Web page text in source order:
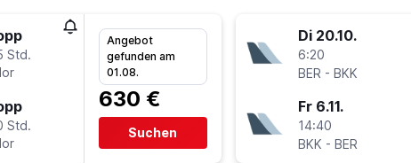
Std.
Std.
Angebot
gefunden am
01.08.
630 €
Suchen
Di 20.10.
6:20
BER - BKK
Fr 6.11.
14:40
BKK - BER